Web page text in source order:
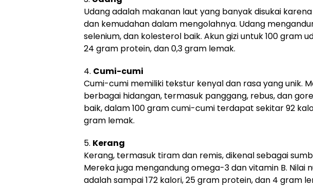
Udang adalah makanan laut yang banyak disukai
dan kemudahan dalam mengolahnya. Udang
selenium, dan kolesterol baik. Akun gizi untuk 100 gram
24 gram protein, dan 0,3 gram lemak.
4. Cumi-cumi
Cumi-cumi memiliki tekstur kenyal dan rasa yang unik.
berbagai hidangan, termasuk panggang, rebus, dan
baik, dalam 100 gram cumi-cumi terdapat sekitar 92
gram lemak.
5. Kerang
Kerang, termasuk tiram dan remis, dikenal sebagai
Mereka juga mengandung omega-3 dan vitamin B. Nilai
adalah sampai 172 kalori, 25 gram protein, dan 4 gram